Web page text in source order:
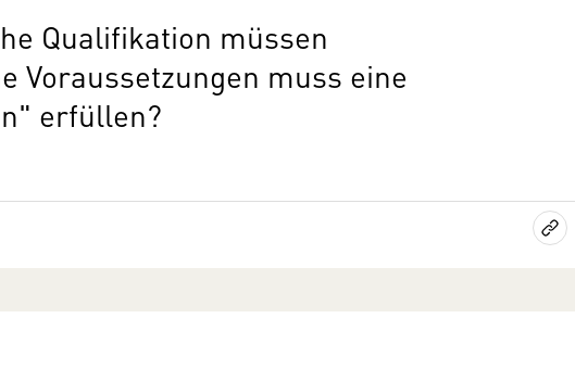
Qualifikation müssen
Voraussetzungen muss eine
erfüllen?